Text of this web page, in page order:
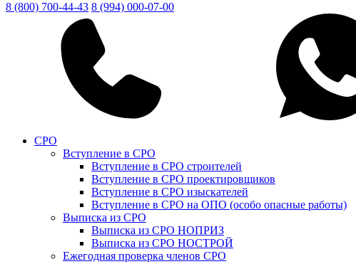
8 (800) 700-44-43 8 (994) 000-07-00
СРО
Вступление в СРО
Вступление в СРО строителей
Вступление в СРО проектировщиков
Вступление в СРО изыскателей
Вступление в СРО на ОПО (особо опасные работы)
Выписка из СРО
Выписка из СРО НОПРИЗ
Выписка из СРО НОСТРОЙ
Ежегодная проверка членов СРО